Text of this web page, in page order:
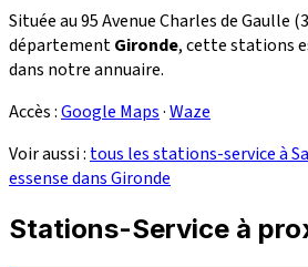
Située au 95 Avenue Charles de Gaulle
départementGironde, cette stations
dans notre annuaire.
Accès :Google Maps·Waze
Voir aussi : tous les stations-service à
essense dans Gironde
Stations-Service à